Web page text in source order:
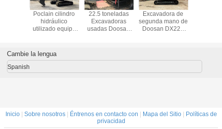
de
Poclain cilindro
hidráulico
utilizado equipo
22.5 toneladas
Excavadoras
usadas Doosan
rastreo hidráulico
Excavadora de
segunda mano de
Doosan DX225
Cambie la lengua
Spanish
Inicio| Sobre nosotros| Éntrenos en contacto con | Mapa del Sitio| Políticas de
privacidad